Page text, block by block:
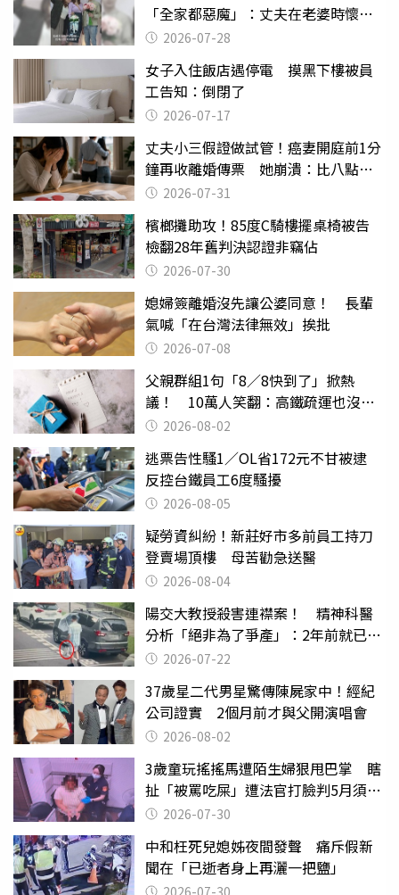
「全家都惡魔」：丈夫在老婆時懷孕
摔東西
2026-07-28
女子入住飯店遇停電 摸黑下樓被員
工告知：倒閉了
2026-07-17
丈夫小三假證做試管！癌妻開庭前1分
鐘再收離婚傳票 她崩潰：比八點檔
還扯2026-07-31
檳榔攤助攻！85度C騎樓擺桌椅被告
檢翻28年舊判決認證非竊佔
2026-07-30
媳婦簽離婚沒先讓公婆同意！ 長輩
氣喊「在台灣法律無效」挨批
2026-07-08
父親群組1句「8／8快到了」掀熱
議！ 10萬人笑翻：高鐵疏運也沒列
父親節
2026-08-02
逃票告性騷1／OL省172元不甘被逮
反控台鐵員工6度騷擾
2026-08-05
疑勞資糾紛！新莊好市多前員工持刀
登賣場頂樓 母苦勸急送醫
2026-08-04
陽交大教授殺害連襟案！ 精神科醫
分析「絕非為了爭產」：2年前就已言
行詭異
2026-07-22
37歲星二代男星驚傳陳屍家中！經紀
公司證實 2個月前才與父開演唱會
2026-08-02
3歲童玩搖搖馬遭陌生婦狠甩巴掌 瞎
扯「被罵吃屎」遭法官打臉判5月須入
監 2026-07-30
中和枉死兒媳姊夜間發聲 痛斥假新
聞在「已逝者身上再灑一把鹽」
2026-07-30